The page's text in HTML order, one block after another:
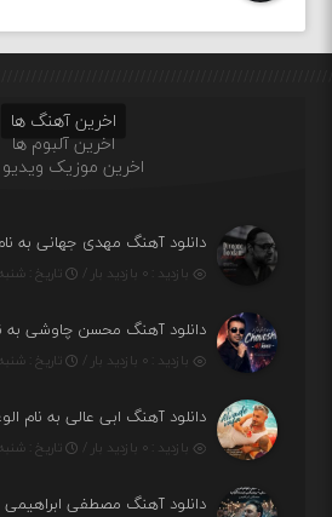
اخرین آهنگ ها
اخرین آلبوم ها
اخرین موزیک ویدیو
دانلود آهنگ مهدی جهانی به
بازدید : ۰ بازدید بار / تاریخ : شنبه ۱۰ مرداد
دانلود آهنگ محسن چاوشی به
بازدید : ۰ بازدید بار / تاریخ : شنبه ۱۰ مرداد
دانلود آهنگ ابی عالی به نام
بازدید : ۰ بازدید بار / تاریخ : شنبه ۱۰ مرداد